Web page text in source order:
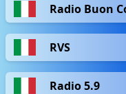
Radio Buon
RVS
Radio 5.9